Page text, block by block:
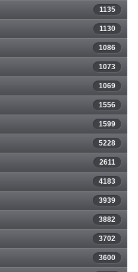
1135
1130
1086
1073
1069
1556
1599
5228
2611
4183
3939
3882
3702
3600